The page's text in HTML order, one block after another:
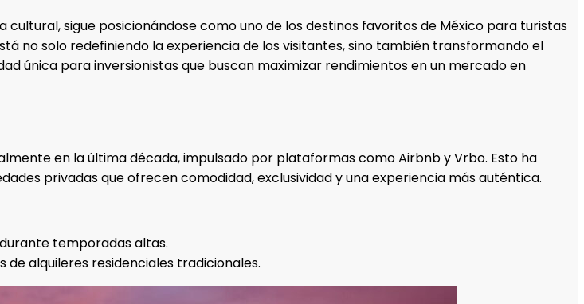
sigue posicionándose como uno de los destinos favoritos de México para turistas
no solo redefiniendo la experiencia de los visitantes, sino también transformando el
única para inversionistas que buscan maximizar rendimientos en un mercado en
en la última década, impulsado por plataformas como Airbnb y Vrbo. Esto ha
privadas que ofrecen comodidad, exclusividad y una experiencia más auténtica.
temporadas altas.
de alquileres residenciales tradicionales.